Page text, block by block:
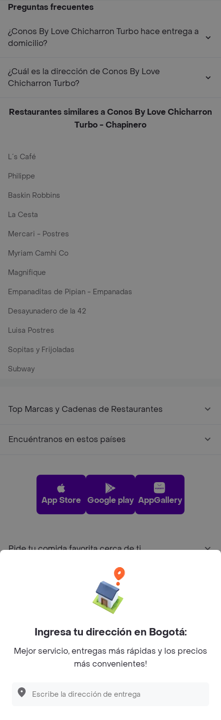
Preguntas frecuentes
¿Conos By Love Chicharron Turbo hace entrega a
domicilio?
¿Cuál es la dirección de Conos By Love
Chicharron Turbo?
Restaurantes similares a Conos By Love Chicharron
Turbo - Chapinero
L´s Café
Philippe
Baskin Robbins
La Cesta
Mercari - Postres
Myriam Camhi Co
Magnifique
Empanaditas de Pipian - Empanadas
Desayunadero de la 42
Luisa Postres
Sopitas y Frijoladas
Subway
Top Marcas y Cadenas de Restaurantes
Encuéntranos en estos países
App Store Google play AppGallery
Pide tu comida favorita cerca de ti
Sobre Rappi
Facebook
Twitter
Instagram
©2026Rappi Inc. All rights reserved.
Ingresa tu dirección en Bogotá:
Mejor servicio, entregas más rápidas y los precios
más convenientes!